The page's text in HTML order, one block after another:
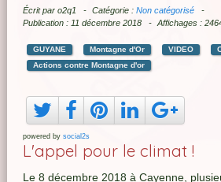
Écrit par o2q1 Catégorie : Non catégorisé
Publication : 11 décembre 2018
Affichages :
GUYANE Montagne d'Or VIDEO
Actions contre Montagne d'or
powered by social2s
L'appel pour le climat !
Le 8 décembre 2018 à Cayenne,